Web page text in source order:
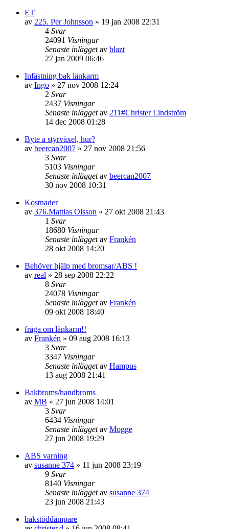
ET
av 225. Per Johnsson » 19 jan 2008 22:31
4 Svar
24091 Visningar
Senaste inläggetav blazt
27 jan 2009 06:46
Infästning bak länkarm
av Ingo » 27 nov 2008 12:24
2 Svar
2437 Visningar
Senaste inläggetav 211#Christer Lindström
14 dec 2008 01:28
Byte a styrväxel, hur?
av beercan2007 » 27 nov 2008 21:56
3 Svar
5103 Visningar
Senaste inläggetav beercan2007
30 nov 2008 10:31
Kostnader
av 376.Mattias Olsson » 27 okt 2008 21:43
1 Svar
18680 Visningar
Senaste inläggetav Frankén
28 okt 2008 14:20
Behöver hjälp med bromsar/ABS !
av real » 28 sep 2008 22:22
8 Svar
24078 Visningar
Senaste inläggetav Frankén
09 okt 2008 18:40
fråga om länkarm!!
av Frankén » 09 aug 2008 16:13
3 Svar
3347 Visningar
Senaste inläggetav Hampus
13 aug 2008 21:41
Bakbroms/handbroms
av MB » 27 jun 2008 14:01
3 Svar
6434 Visningar
Senaste inläggetav Mogge
27 jun 2008 19:29
ABS varning
av susanne 374 » 11 jun 2008 23:19
9 Svar
8140 Visningar
Senaste inläggetav susanne 374
23 jun 2008 21:43
bakstöddämpare